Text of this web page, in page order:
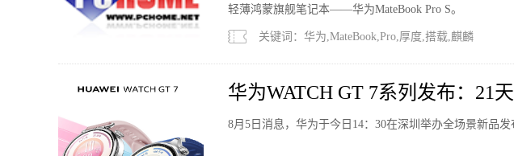
轻薄鸿蒙旗舰笔记本——华为MateBook Pro S。
关键词：华为,MateBook,Pro,厚度,搭载,麒麟
华为WATCH GT 7系列发布：21
售
8月5日消息，华为于今日14：30在深圳举办全场景新品发